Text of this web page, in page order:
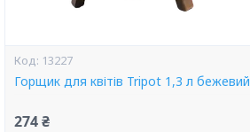
13227
Горщик для квітів Tripot 1,3 л бежевий
274 ₴